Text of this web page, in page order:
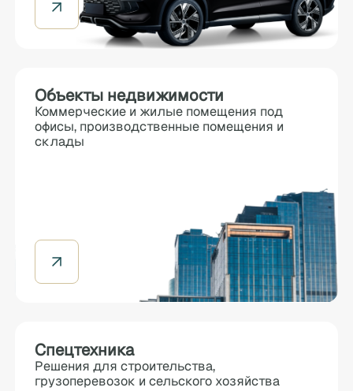
Объекты недвижимости
Коммерческие и жилые помещения под
офисы, производственные помещения и
склады
Спецтехника
Решения для строительства,
грузоперевозок и сельского хозяйства